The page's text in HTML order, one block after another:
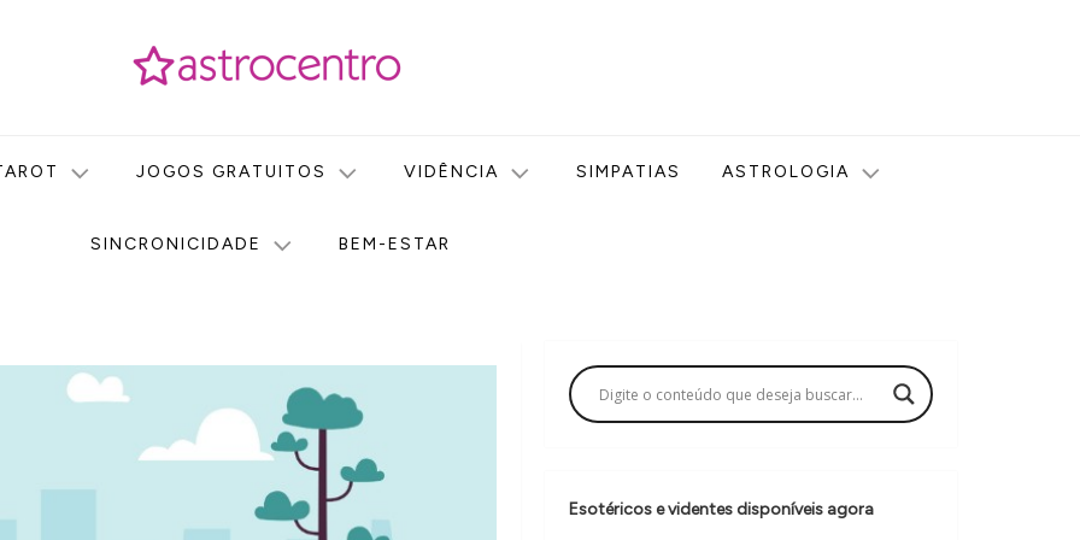
JOGOS GRATUITOS VIDÊNCIA SIMPATIAS ASTROLOGIA
SINCRONICIDADE BEM-ESTAR
Esotéricos e videntes disponíveis agora